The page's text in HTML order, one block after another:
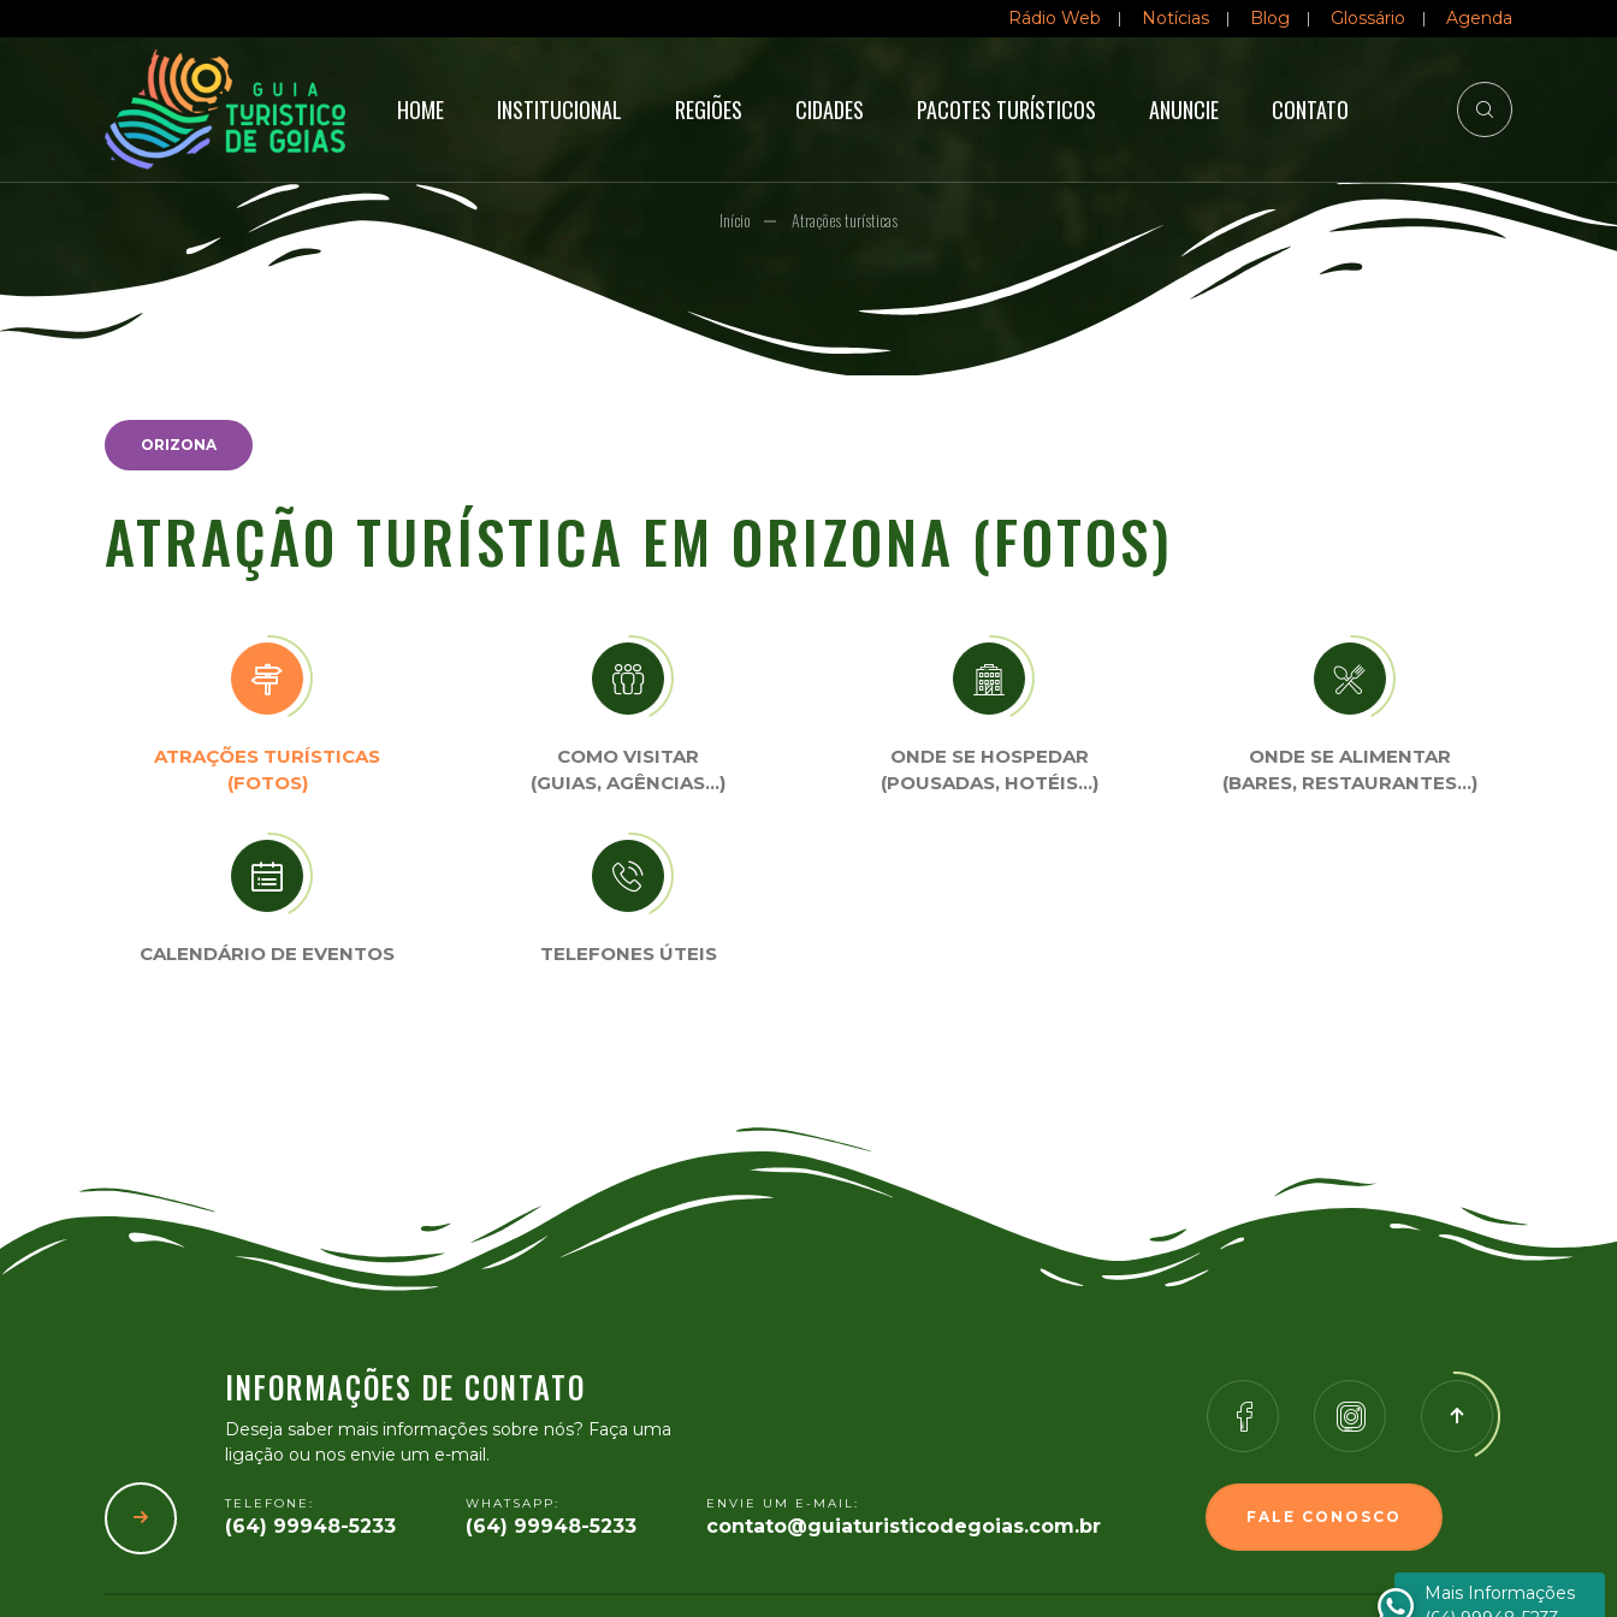
Rádio Web Notícias Blog Glossário Agenda
HOME INSTITUCIONAL REGIÕES CIDADES PACOTES TURÍSTICOS ANUNCIE CONTATO
Início Atrações turísticas
ORIZONA
ATRAÇÃO TURÍSTICA EM ORIZONA (FOTOS)
ATRAÇÕES TURÍSTICAS
(FOTOS)
COMO VISITAR
(GUIAS, AGÊNCIAS…)
ONDE SE HOSPEDAR
(POUSADAS, HOTÉIS…)
ONDE SE ALIMENTAR
(BARES, RESTAURANTES…)
CALENDÁRIO DE EVENTOS TELEFONES ÚTEIS
INFORMAÇÕES DE CONTATO
Deseja saber mais informações sobre nós? Faça uma
ligação ou nos envie um e-mail.
TELEFONE:
(64) 99948-5233
WHATSAPP:
(64) 99948-5233
ENVIE UM E-MAIL:
contato@guiaturisticodegoias.com.br FALE CONOSCO
Mais Informações